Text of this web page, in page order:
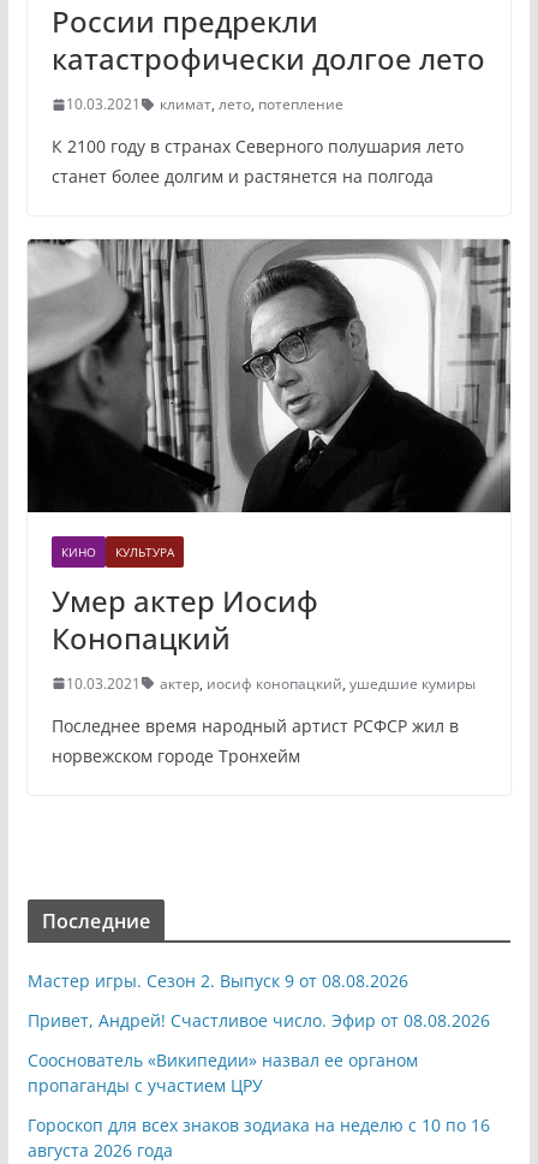
России предрекли
катастрофически долгое лето
10.03.2021 климат, лето, потепление
К 2100 году в странах Северного полушария лето
станет более долгим и растянется на полгода
КИНО КУЛЬТУРА
Умер актер Иосиф
Конопацкий
10.03.2021 актер, иосиф конопацкий, ушедшие кумиры
Последнее время народный артист РСФСР жил в
норвежском городе Тронхейм
Последние
Мастер игры. Сезон 2. Выпуск 9 от 08.08.2026
Привет, Андрей! Счастливое число. Эфир от 08.08.2026
Сооснователь «Википедии» назвал ее органом
пропаганды с участием ЦРУ
Гороскоп для всех знаков зодиака на неделю с 10 по 16
августа 2026 года